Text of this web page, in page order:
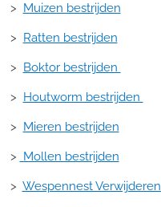
> Muizen bestrijden
> Ratten bestrijden
> Boktor bestrijden
> Houtworm bestrijden
> Mieren bestrijden
> Mollen bestrijden
> Wespennest Verwijderen